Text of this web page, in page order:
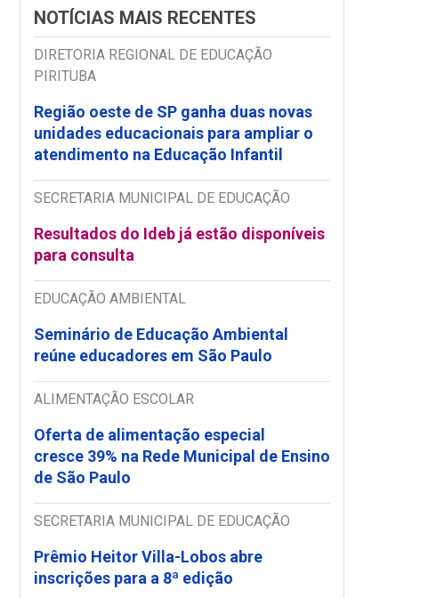
NOTÍCIAS MAIS RECENTES
DIRETORIA REGIONAL DE EDUCAÇÃO
PIRITUBA
Região oeste de SP ganha duas novas
unidades educacionais para ampliar o
atendimento na Educação Infantil
SECRETARIA MUNICIPAL DE EDUCAÇÃO
Resultados do Ideb já estão disponíveis
para consulta
EDUCAÇÃO AMBIENTAL
Seminário de Educação Ambiental
reúne educadores em São Paulo
ALIMENTAÇÃO ESCOLAR
Oferta de alimentação especial
cresce 39% na Rede Municipal de Ensino
de São Paulo
SECRETARIA MUNICIPAL DE EDUCAÇÃO
Prêmio Heitor Villa-Lobos abre
inscrições para a 8ª edição